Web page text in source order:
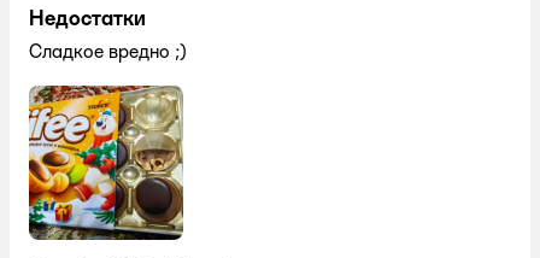
Недостатки
Сладкое вредно ;)